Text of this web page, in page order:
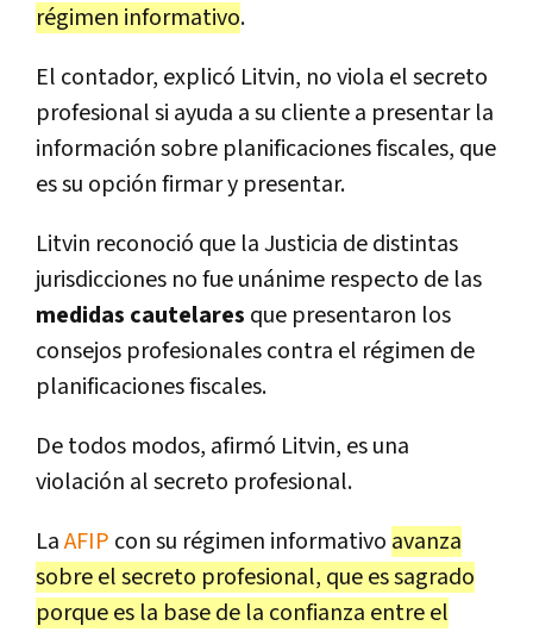
régimen informativo.
El contador, explicó Litvin, no viola el secreto
profesional si ayuda a su cliente a presentar la
información sobre planificaciones fiscales, que
es su opción firmar y presentar.
Litvin reconoció que la Justicia de distintas
jurisdicciones no fue unánime respecto de las
medidas cautelares que presentaron los
consejos profesionales contra el régimen de
planificaciones fiscales.
De todos modos, afirmó Litvin, es una
violación al secreto profesional.
LaAFIP con su régimen informativo avanza
sobre el secreto profesional, que es sagrado
porque es la base de la confianza entre el